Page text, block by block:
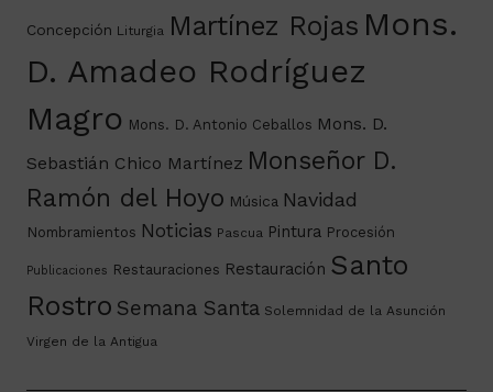
Concepción Liturgia Martínez Rojas Mons.
D. Amadeo Rodríguez
Magro Mons. D. Antonio Ceballos Mons. D.
Sebastián Chico Martínez Monseñor D.
Ramón del Hoyo Música Navidad
Nombramientos Noticias Pascua Pintura Procesión
Publicaciones Restauraciones Restauración Santo
Rostro Semana Santa Solemnidad de la Asunción
Virgen de la Antigua